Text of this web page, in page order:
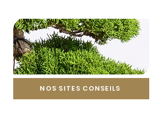
NOS SITES CONSEILS